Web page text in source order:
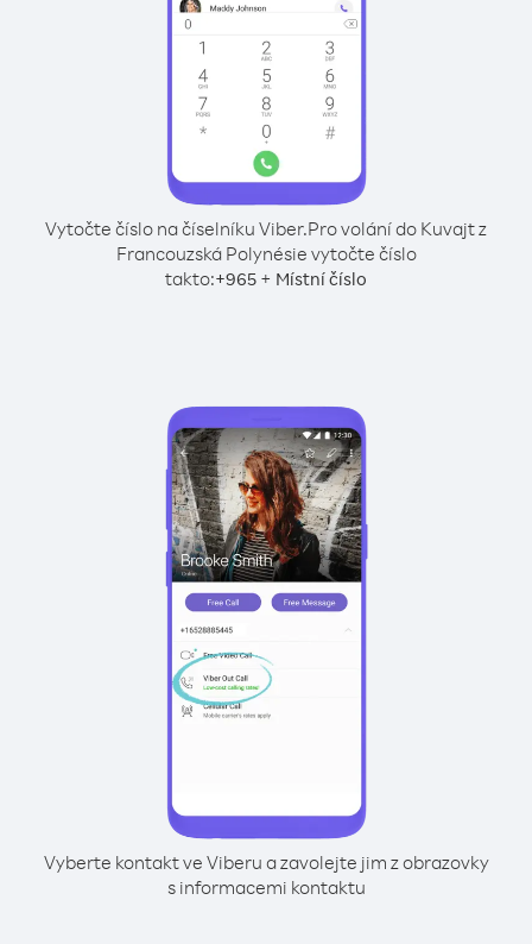
Vytočte číslo na číselníku Viber.Pro volání do Kuvajt z
Francouzská Polynésie vytočte číslo
takto:+965 + Místní číslo
Vyberte kontakt ve Viberu a zavolejte jim z obrazovky
s informacemi kontaktu